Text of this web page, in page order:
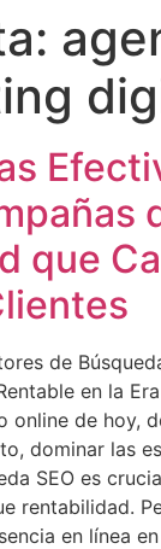
que
de
en la
online de hoy,
dominar las
SEO es
rentabilidad.
en línea